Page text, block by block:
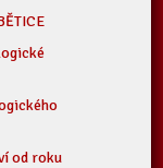
od roku